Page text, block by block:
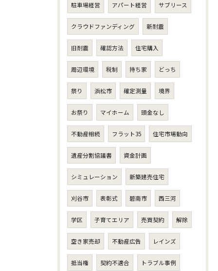
駐車場経営 アパート経営 サブリース
クラウドファンディング 新耐震
旧耐震 確認方法 住宅購入
周辺環境 税制 持ち家 どっち
祭り 浜松市 確定測量 境界
お祭り マイホーム 頭金なし
不動産相続 フラット35 住宅市場動向
遺産分割協議書 資金計画
シミュレーション 新築建売住宅
刈谷市 表彰式 碧南市 西三河
学区 子育てエリア 売買契約 解除
空き家売却 不動産広告 レインズ
抵当権 契約不適合 トラブル事例